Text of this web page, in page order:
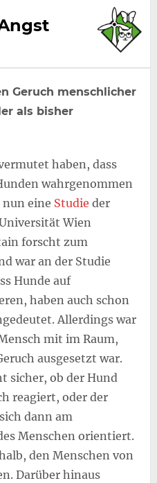
Geruch menschlicher
als bisher
haben, dass
wahrgenommen
eine Studie der
Wien
forscht zum
war an der Studie
Hunde auf
haben auch schon
Allerdings war
mit im Raum,
ausgesetzt war.
sicher, ob der Hund
reagiert, oder der
dann am
Menschen orientiert.
den Menschen von
Darüber hinaus